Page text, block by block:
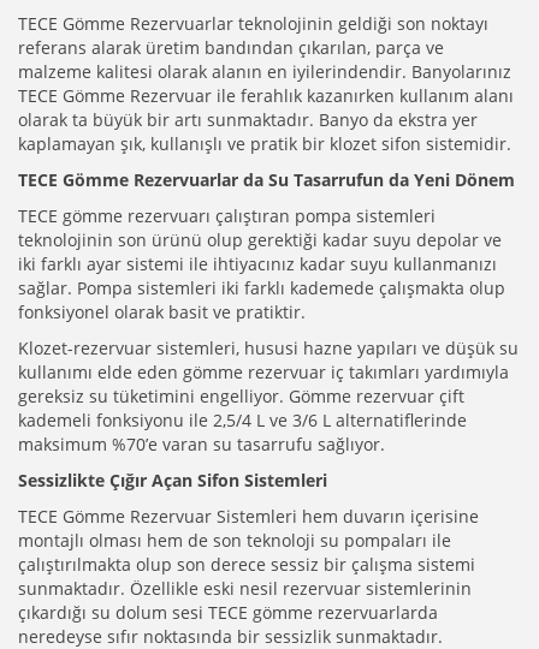
TECE Gömme Rezervuarlar teknolojinin geldiği son noktayı
referans alarak üretim bandından çıkarılan, parça ve
malzeme kalitesi olarak alanın en iyilerindendir. Banyolarınız
TECE Gömme Rezervuar ile ferahlık kazanırken kullanım alanı
olarak ta büyük bir artı sunmaktadır. Banyo da ekstra yer
kaplamayan şık, kullanışlı ve pratik bir klozet sifon sistemidir.
TECE Gömme Rezervuarlar da Su Tasarrufun da Yeni Dönem
TECE gömme rezervuarı çalıştıran pompa sistemleri
teknolojinin son ürünü olup gerektiği kadar suyu depolar ve
iki farklı ayar sistemi ile ihtiyacınız kadar suyu kullanmanızı
sağlar. Pompa sistemleri iki farklı kademede çalışmakta olup
fonksiyonel olarak basit ve pratiktir.
Klozet-rezervuar sistemleri, hususi hazne yapıları ve düşük su
kullanımı elde eden gömme rezervuar iç takımları yardımıyla
gereksiz su tüketimini engelliyor. Gömme rezervuar çift
kademeli fonksiyonu ile 2,5/4 L ve 3/6 L alternatiflerinde
maksimum %70’e varan su tasarrufu sağlıyor.
Sessizlikte Çığır Açan Sifon Sistemleri
TECE Gömme Rezervuar Sistemleri hem duvarın içerisine
montajlı olması hem de son teknoloji su pompaları ile
çalıştırılmakta olup son derece sessiz bir çalışma sistemi
sunmaktadır. Özellikle eski nesil rezervuar sistemlerinin
çıkardığı su dolum sesi TECE gömme rezervuarlarda
neredeyse sıfır noktasında bir sessizlik sunmaktadır.